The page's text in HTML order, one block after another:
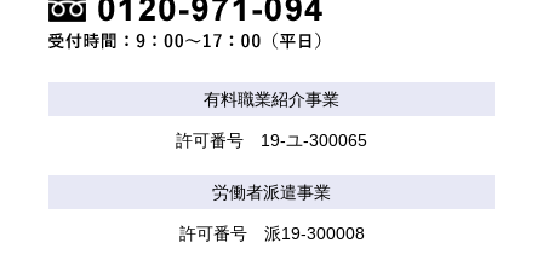
有料職業紹介事業
許可番号 19-ユ-300065
労働者派遣事業
許可番号 派19-300008